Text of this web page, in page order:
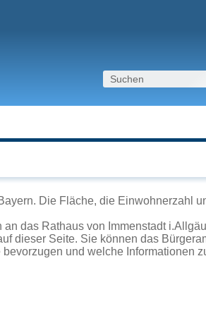
Die Fläche, die Einwohnerzahl
das Rathaus von Immenstadt i.Allgäu
dieser Seite. Sie können das
und welche Informationen